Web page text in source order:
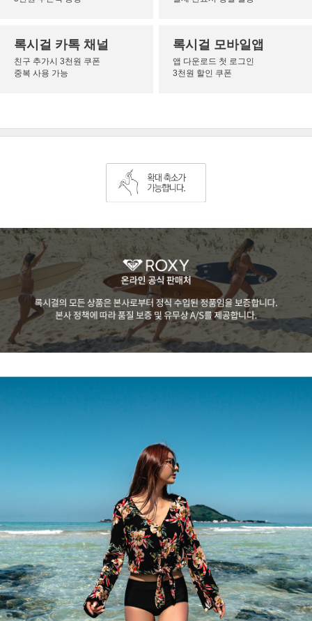
록시걸 카톡 채널
친구 추가시 3천원 쿠폰
중복 사용 가능
록시걸 모바일앱
앱 다운로드 첫 로그인
3천원 할인 쿠폰